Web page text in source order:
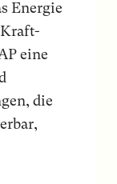
Energie
eine
die